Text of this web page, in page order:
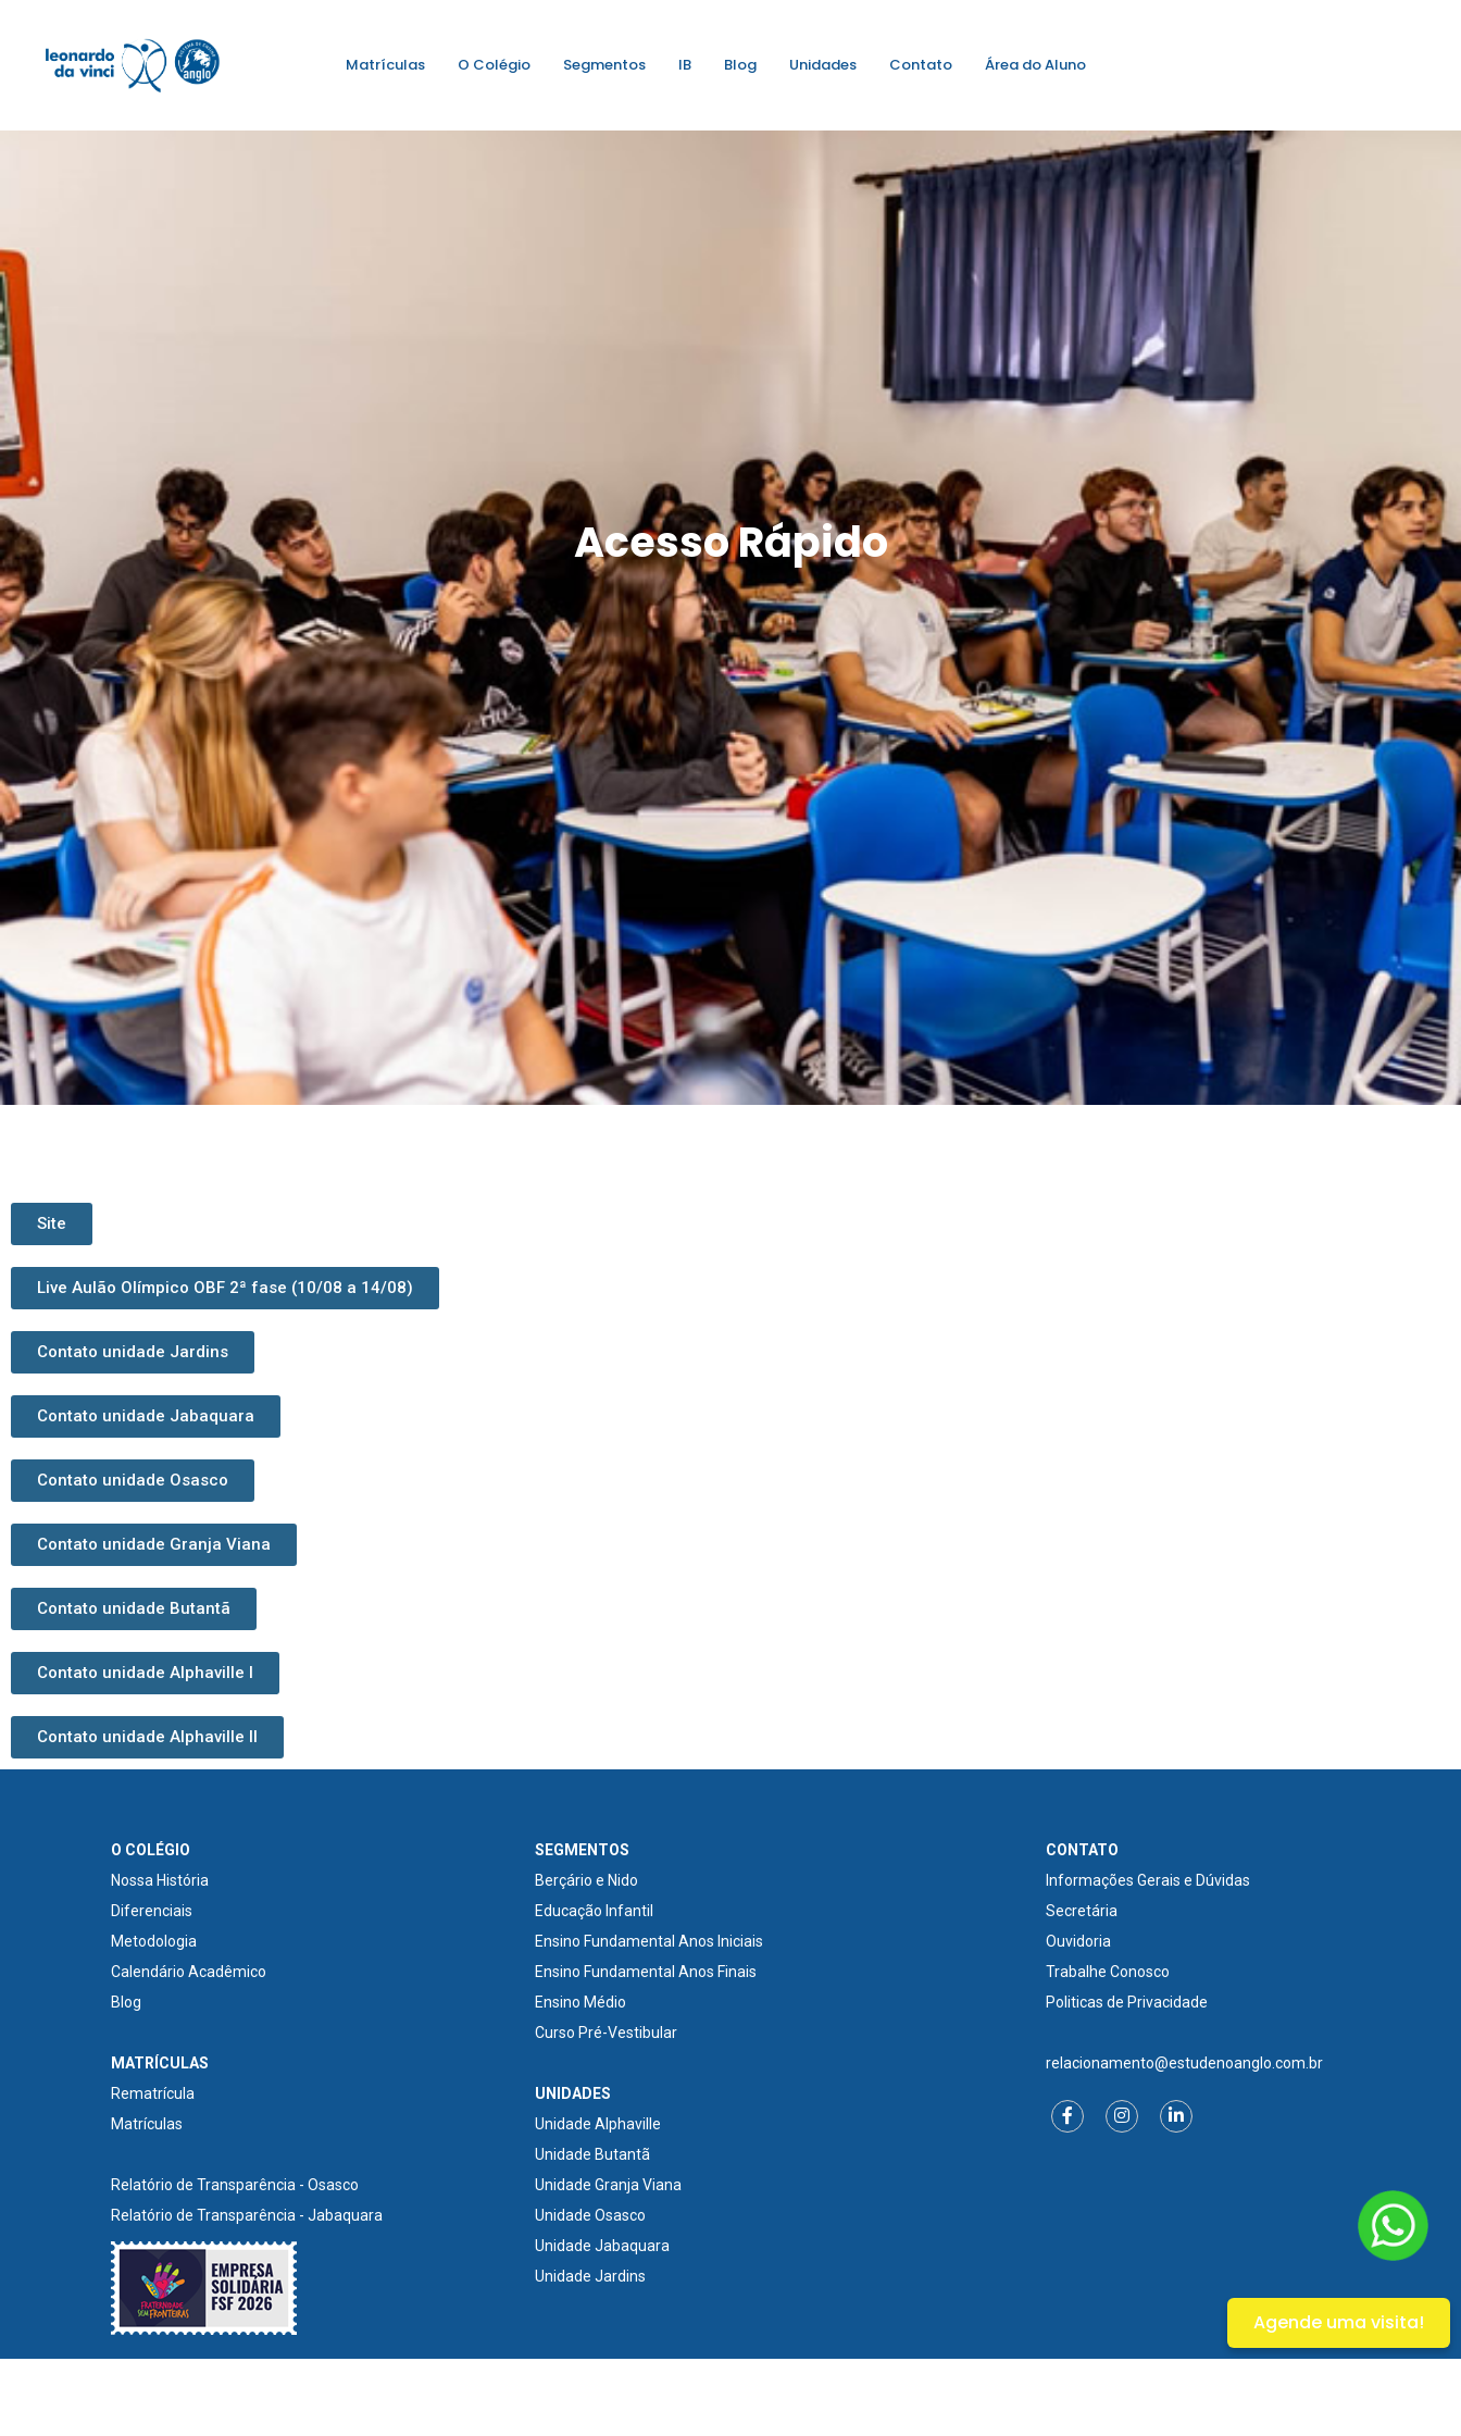
Matrículas O Colégio Segmentos IB Blog Unidades Contato Área do Aluno
Acesso Rápido
Site
Live Aulão Olímpico OBF 2ª fase (10/08 a 14/08)
Contato unidade Jardins
Contato unidade Jabaquara
Contato unidade Osasco
Contato unidade Granja Viana
Contato unidade Butantã
Contato unidade Alphaville I
Contato unidade Alphaville II
O COLÉGIO
Nossa História
Diferenciais
Metodologia
Calendário Acadêmico
Blog
MATRÍCULAS
Rematrícula
Matrículas
Relatório de Transparência - Osasco
Relatório de Transparência - Jabaquara
SEGMENTOS
Berçário e Nido
Educação Infantil
Ensino Fundamental Anos Iniciais
Ensino Fundamental Anos Finais
Ensino Médio
Curso Pré-Vestibular
UNIDADES
Unidade Alphaville
Unidade Butantã
Unidade Granja Viana
Unidade Osasco
Unidade Jabaquara
Unidade Jardins
CONTATO
Informações Gerais e Dúvidas
Secretária
Ouvidoria
Trabalhe Conosco
Politicas de Privacidade
relacionamento@estudenoanglo.com.br
Agende uma visita!